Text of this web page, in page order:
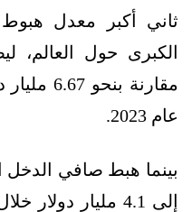
ثاني أكبر معدل
مقارنة
عام 2023.